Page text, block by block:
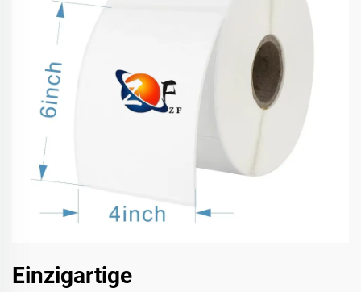
Einzigartige